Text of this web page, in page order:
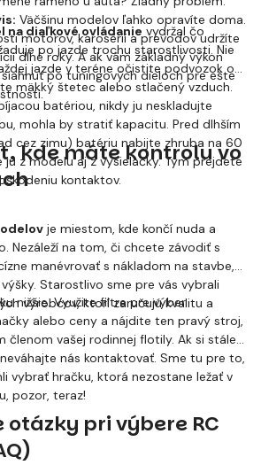
Väčšinu modelov ľahko opravíte doma.
motorov, karosérií a prevodov udržíte
dlhé roky. A ak vám základný výkon
po tuningových dieloch pre ešte
na diaľkové ovládanie vydržal čo
po jazde trochu starostlivosti. Nie
jazde v teréne očistite podvozok od
mäkký štetec alebo stlačený vzduch.
batériou, nikdy ju neskladujte
mohla by stratiť kapacitu. Pred dlhším
cez zimu) batériu nabijte zhruba na 60
z modelu aj z vysielačky. Tým prejdete
kontaktov.
kde máte kontrolu vo
je miestom, kde končí nuda a
Nezáleží na tom, či chcete závodiť s
manévrovať s nákladom na stavbe,
Starostlivo sme pre vás vybrali
výrobcov, ktorí zaručujú kvalitu a
nižšie. Využite filtre pre výber
alebo ceny a nájdite ten pravý stroj,
členom vašej rodinnej flotily. Ak si stále
nás kontaktovať. Sme tu pre to,
vybrať hračku, ktorá nezostane ležať v
pozor, teraz!
otázky pri výbere RC